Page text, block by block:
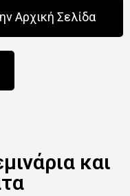
Αρχική Σελίδα
και